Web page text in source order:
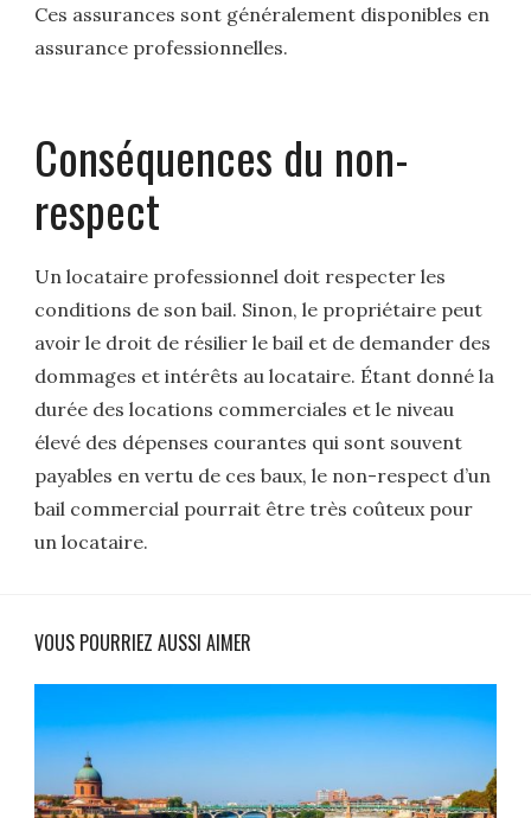
Ces assurances sont généralement disponibles en
assurance professionnelles.
Conséquences du non-
respect
Un locataire professionnel doit respecter les
conditions de son bail. Sinon, le propriétaire peut
avoir le droit de résilier le bail et de demander des
dommages et intérêts au locataire. Étant donné la
durée des locations commerciales et le niveau
élevé des dépenses courantes qui sont souvent
payables en vertu de ces baux, le non-respect d’un
bail commercial pourrait être très coûteux pour
un locataire.
VOUS POURRIEZ AUSSI AIMER